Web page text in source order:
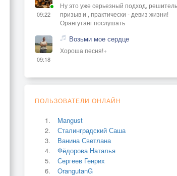
09:22
Ну это уже серьезный подход,
призыв и , практически - девиз жизни!
Орангутанг послушать
09:18
Возьми мое сердце
Хороша песня!+
ПОЛЬЗОВАТЕЛИ ОНЛАЙН
Mangust
Сталинградский Саша
Ванина Светлана
Фёдорова Наталья
Сергеев Генрих
OrangutanG